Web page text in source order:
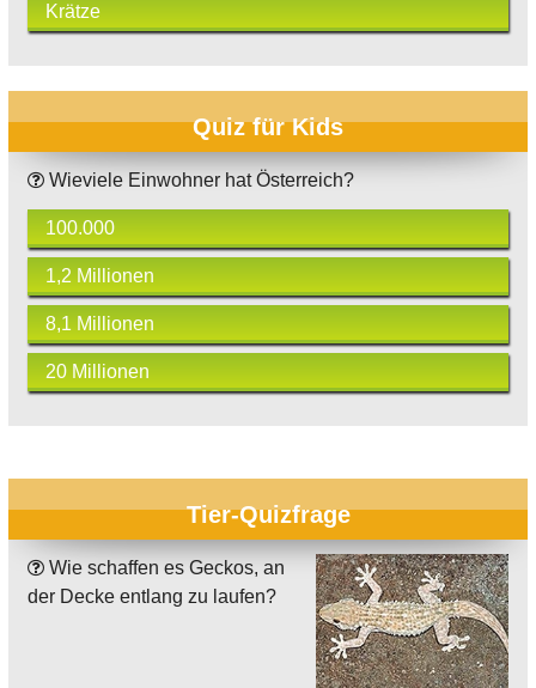
Krätze
Quiz für Kids
Wieviele Einwohner hat Österreich?
100.000
1,2 Millionen
8,1 Millionen
20 Millionen
Tier-Quizfrage
Wie schaffen es Geckos, an
der Decke entlang zu laufen?